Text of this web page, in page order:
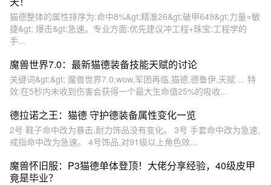
猫德整体的属性排序为:命中8%&gt;精准26&gt;破甲649&gt;力量≈敏
捷&gt; 爆击&gt;急速。专业方面:优先建议冲工程+珠宝:工程学的
手...
魔兽世界7.0：最新猫德装备技能天赋的讨论
关键词&gt;&gt; 魔兽世界7.0,wow,军团再临,猫德,德鲁伊,天赋 ... 特
效:在5秒内未收到伤害会获得一个最大生命值25%的吸收...
德拉诺之王：猫德 守护德装备属性变化一览
2号 鞋子命中改为暴击,耐力饰品没有变化。 3号 手套命中改为急速,
戒指命中改为急速。 4号饰品,对91级以上角色效...
魔兽怀旧服：P3猫德单体登顶！大佬分享经验，40级皮甲
竟是毕业？